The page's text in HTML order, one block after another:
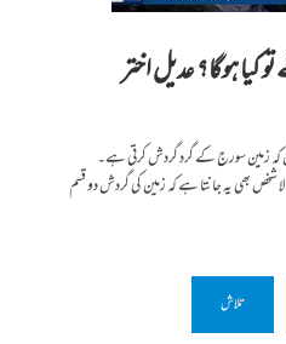
کیا ہوگا؟ عدیل اختر
زمین سورج کے گرد گردش کرتی ہے۔
بھی یہ جانتا ہے کہ زمین کی گردش دو قسم
تلاش